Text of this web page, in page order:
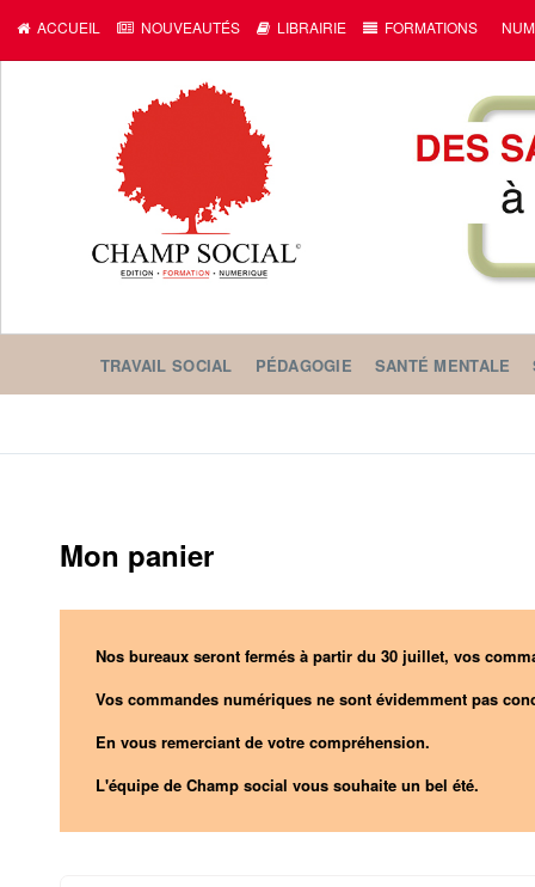
ACCUEIL NOUVEAUTÉS LIBRAIRIE FORMATIONS
TRAVAIL SOCIAL PÉDAGOGIE SANTÉ MENTALE
Mon panier
Nos bureaux seront fermés à partir du 30 juillet, vos
Vos commandes numériques ne sont évidemment pas
En vous remerciant de votre compréhension.
L'équipe de Champ social vous souhaite un bel été.